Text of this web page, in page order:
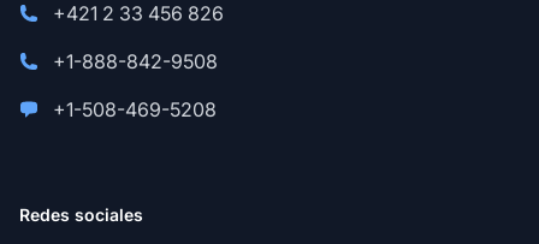
+421 2 33 456 826
+1-888-842-9508
+1-508-469-5208
Redes sociales